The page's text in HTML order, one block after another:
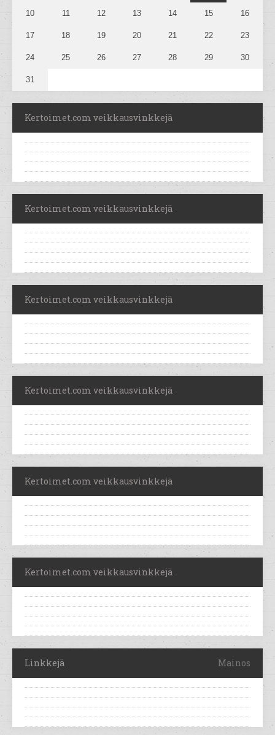
10 11 12 13 14 15 16
17 18 19 20 21 22 23
24 25 26 27 28 29 30
31
Kertoimet.com veikkausvinkkejä
Kertoimet.com veikkausvinkkejä
Kertoimet.com veikkausvinkkejä
Kertoimet.com veikkausvinkkejä
Kertoimet.com veikkausvinkkejä
Kertoimet.com veikkausvinkkejä
Linkkejä Mainos